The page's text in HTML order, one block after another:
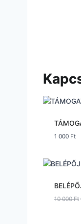
1 000 Ft
10 000Ft